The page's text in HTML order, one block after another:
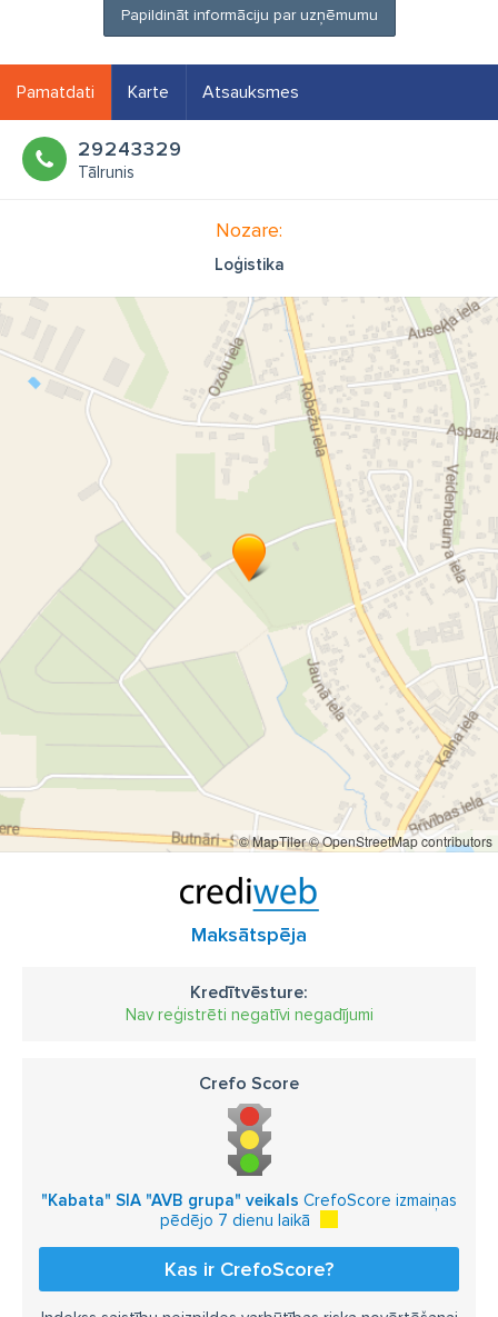
Papildināt informāciju par uzņēmumu
Pamatdati Karte Atsauksmes
29243329
Tālrunis
Nozare:
Loģistika
© MapTiler© OpenStreetMap contributors
Maksātspēja
Kredītvēsture:
Nav reģistrēti negatīvi negadījumi
Crefo Score
"Kabata" SIA "AVB grupa" veikals CrefoScore izmaiņas
pēdējo 7 dienu laikā
Kas ir CrefoScore?